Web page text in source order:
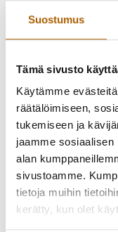
Suostumus
Tämä sivusto
Käytämme
räätälöimiseen,
tukemiseen ja
jaamme
alan
sivustoamme.
tietoja muihin
kerätty, kun olet
Näyttelyharjoitukset
Lauantaina
Lisätietoja voi
Tule
Hyvä tilaisuus
hevosille ja
Arvosteluun
1. Näyttelyluokat
1) Ponit 2)